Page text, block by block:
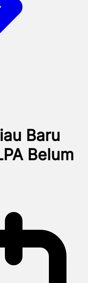
Baru
Belum